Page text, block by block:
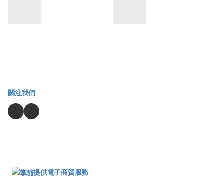
關注我們
提供電子商貿服務